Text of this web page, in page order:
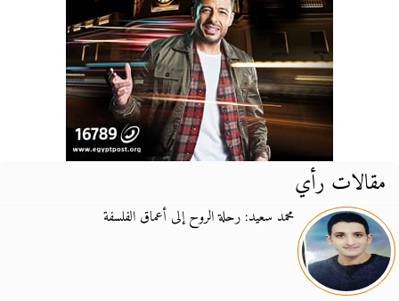
مقالات رأي
محمد سعيد: رحلة الروح إلى أعماق الفلسفة